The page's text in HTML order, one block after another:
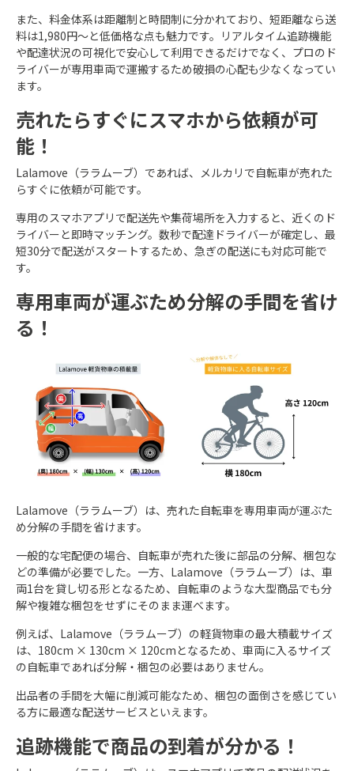
また、料金体系は距離制と時間制に分かれており、短距離なら送
料は1,980円～と低価格な点も魅力です。リアルタイム追跡機能
や配達状況の可視化で安心して利用できるだけでなく、プロのド
ライバーが専用車両で運搬するため破損の心配も少なくなってい
ます。
売れたらすぐにスマホから依頼が可
能！
Lalamove（ララムーブ）であれば、メルカリで自転車が売れた
らすぐに依頼が可能です。
専用のスマホアプリで配送先や集荷場所を入力すると、近くのド
ライバーと即時マッチング。数秒で配達ドライバーが確定し、最
短30分で配送がスタートするため、急ぎの配送にも対応可能で
す。
専用車両が運ぶため分解の手間を省け
る！
Lalamove（ララムーブ）は、売れた自転車を専用車両が運ぶた
め分解の手間を省けます。
一般的な宅配便の場合、自転車が売れた後に部品の分解、梱包な
どの準備が必要でした。一方、Lalamove（ララムーブ）は、車
両1台を貸し切る形となるため、自転車のような大型商品でも分
解や複雑な梱包をせずにそのまま運べます。
例えば、Lalamove（ララムーブ）の軽貨物車の最大積載サイズ
は、180cm × 130cm × 120cmとなるため、車両に入るサイズ
の自転車であれば分解・梱包の必要はありません。
出品者の手間を大幅に削減可能なため、梱包の面倒さを感じてい
る方に最適な配送サービスといえます。
追跡機能で商品の到着が分かる！